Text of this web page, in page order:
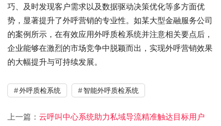
巧、及时发现客户需求以及数据驱动决策优化等多方面优
势，显著提升了外呼营销的专业性。如某大型金融服务公司
的案例所示，在有效应用外呼质检系统并注意相关要点后，
企业能够在激烈的市场竞争中脱颖而出，实现外呼营销效果
的大幅提升与可持续发展。
外呼质检系统 智能外呼质检系统
上一篇： 云呼叫中心系统助力私域导流精准触达目标用户